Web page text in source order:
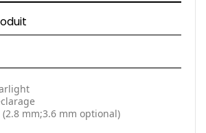
mm;3.6 mm optional)